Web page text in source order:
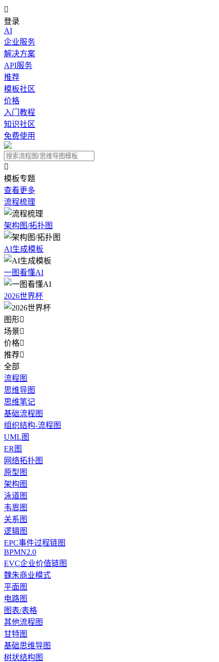

登录
AI
企业服务
解决方案
API服务
推荐
模板社区
价格
入门教程
知识社区
免费使用

模板专题
查看更多
流程梳理
架构图/拓扑图
AI生成模板
一图看懂AI
2026世界杯
图形
场景
价格
推荐
全部
流程图
思维导图
思维笔记
基础流程图
组织结构-流程图
UML图
ER图
网络拓扑图
原型图
架构图
泳道图
韦恩图
关系图
逻辑图
EPC事件过程链图
BPMN2.0
EVC企业价值链图
魏朱商业模式
平面图
电路图
图表/表格
其他流程图
甘特图
基础思维导图
树状结构图